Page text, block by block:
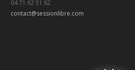
04 71 62 51 62
contact@sessionlibre.com